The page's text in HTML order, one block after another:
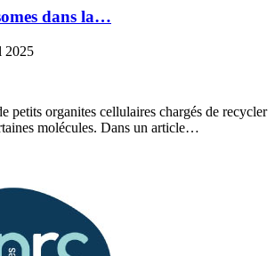
dans la…
2025
petits organites cellulaires chargés de recycler
molécules. Dans un article…